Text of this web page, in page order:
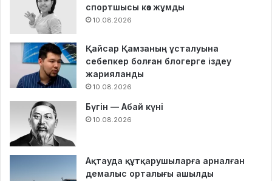
спортшысы көз жұмды
10.08.2026
Қайсар Қамзаның ұсталуына
себепкер болған блогерге іздеу
жарияланды
10.08.2026
Бүгін — Абай күні
10.08.2026
Ақтауда құтқарушыларға арналған
демалыс орталығы ашылды